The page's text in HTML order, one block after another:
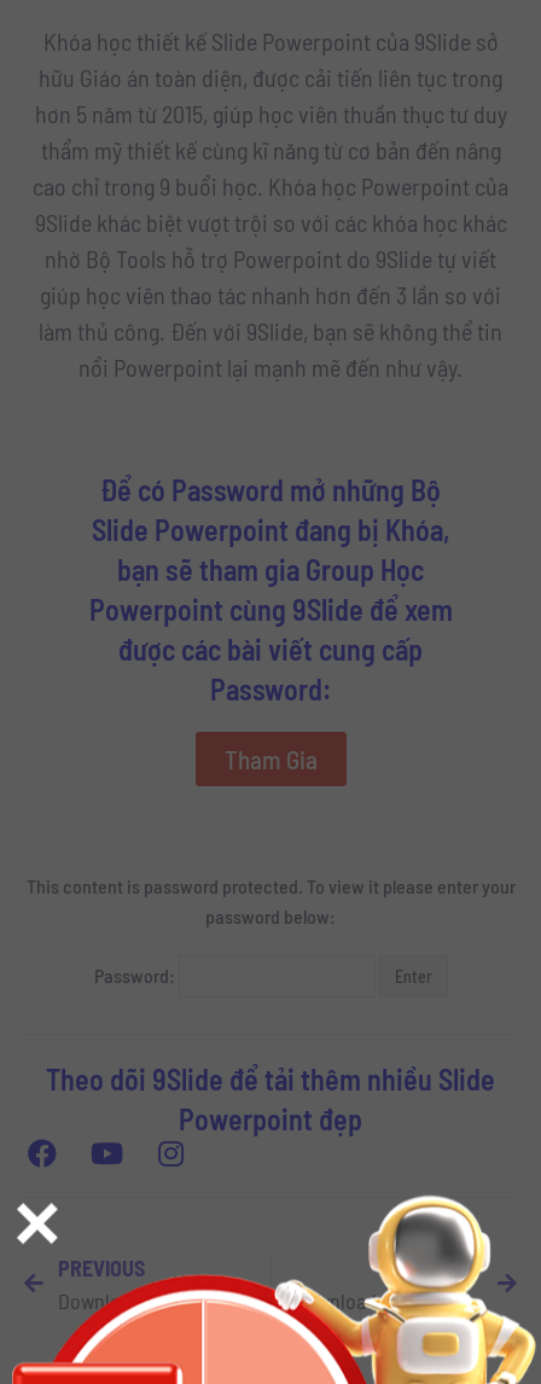
Khóa học thiết kế Slide Powerpoint của 9Slide sở
hữu Giáo án toàn diện, được cải tiến liên tục trong
hơn 5 năm từ 2015, giúp học viên thuần thục tư duy
thẩm mỹ thiết kế cùng kĩ năng từ cơ bản đến nâng
cao chỉ trong 9 buổi học. Khóa học Powerpoint của
9Slide khác biệt vượt trội so với các khóa học khác
nhờ Bộ Tools hỗ trợ Powerpoint do 9Slide tự viết
giúp học viên thao tác nhanh hơn đến 3 lần so với
làm thủ công. Đến với 9Slide, bạn sẽ không thể tin
nổi Powerpoint lại mạnh mẽ đến như vậy.
Để có Password mở những Bộ
Slide Powerpoint đang bị Khóa,
bạn sẽ tham gia Group Học
Powerpoint cùng 9Slide để xem
được các bài viết cung cấp
Password:
Tham Gia
This content is password protected. To view it please enter your
password below:
Password:
Theo dõi 9Slide để tải thêm nhiều Slide
Powerpoint đẹp
PREVIOUS
Download Slide Powerpoint Tết Tân Sửu 2021 – Happy New Year 2021
NEXT
Download Font Godzilla vs Kong dành cho thiết kế Slide Powerpoint
×